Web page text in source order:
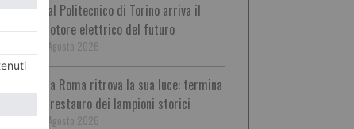
Dal Politecnico di Torino arriva il
motore elettrico del futuro
7 Agosto 2026
Via Roma ritrova la sua luce: termina
il restauro dei lampioni storici
7 Agosto 2026